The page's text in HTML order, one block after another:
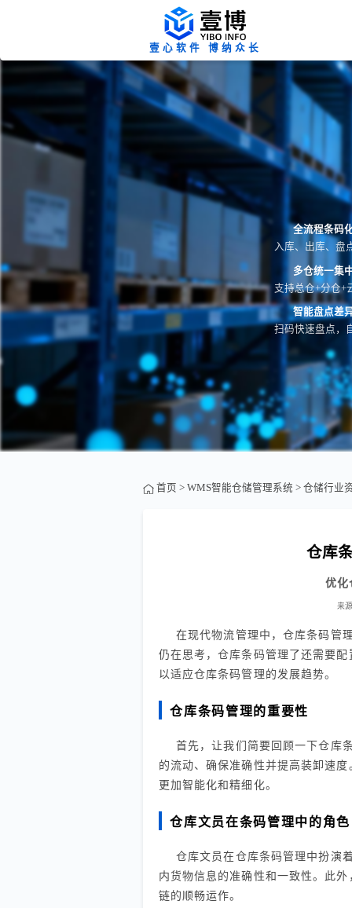
壹心软件 博纳众长
全流程条码
入库、出库、盘
多仓统一集
支持总仓+分仓+
智能盘点差
扫码快速盘点，
首页 > WMS智能仓储管理系统 > 仓储行业
仓库
优化
来
在现代物流管理中，仓库条码管
仍在思考，仓库条码管理了还需要
以适应仓库条码管理的发展趋势。
仓库条码管理的重要性
首先，让我们简要回顾一下仓库
的流动、确保准确性并提高装卸速
更加智能化和精细化。
仓库文员在条码管理中的角色
仓库文员在仓库条码管理中扮演
内货物信息的准确性和一致性。此
链的顺畅运作。